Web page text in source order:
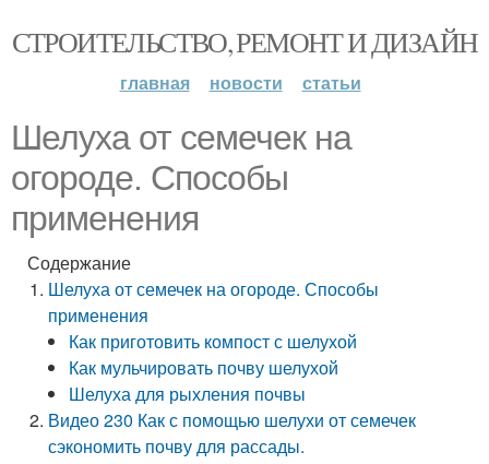
СТРОИТЕЛЬСТВО, РЕМОНТ И ДИЗАЙН
главная новости статьи
Шелуха от семечек на
огороде. Способы
применения
Содержание
Шелуха от семечек на огороде. Способы
применения
Как приготовить компост с шелухой
Как мульчировать почву шелухой
Шелуха для рыхления почвы
Видео 230 Как с помощью шелухи от семечек
сэкономить почву для рассады.